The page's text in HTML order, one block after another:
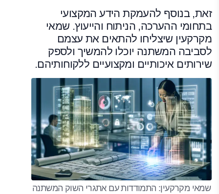
זאת, בנוסף להעמקת הידע המקצועי
בתחומי ההערכה, הניתוח והייעוץ. שמאי
מקרקעין שיצליחו להתאים את עצמם
לסביבה המשתנה יוכלו להמשיך ולספק
שירותים איכותיים ומקצועיים ללקוחותיהם.
שמאי מקרקעין: התמודדות עם אתגרי השוק המשתנה